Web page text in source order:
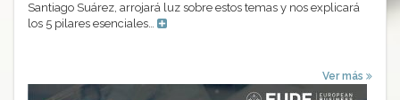
Santiago Suárez, arrojará luz sobre estos temas y nos explicará
los 5 pilares esenciales…
Ver más